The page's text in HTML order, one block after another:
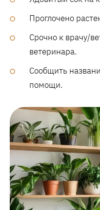
Проглочено
Срочно к врачу/
ветеринара.
Сообщить
помощи.